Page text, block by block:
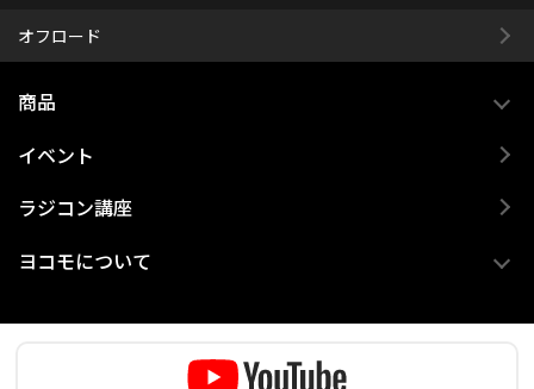
オフロード
商品
イベント
ラジコン講座
ヨコモについて